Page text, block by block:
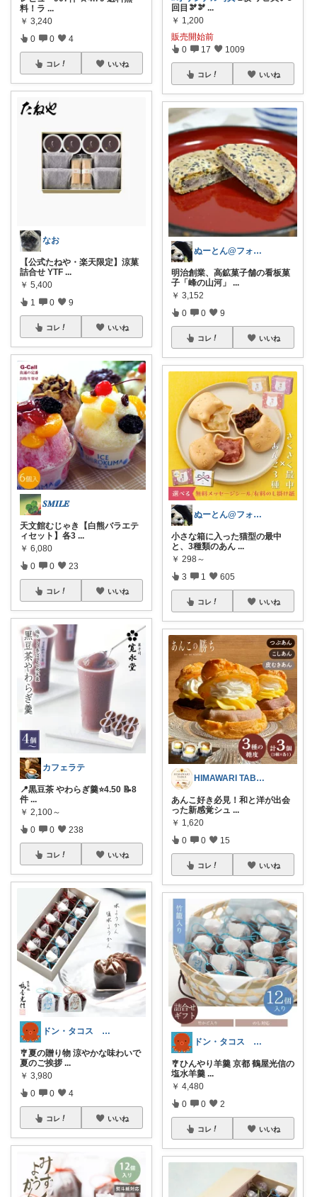
料！ラ ...
￥ 3,240
0 0 4
コレ いいね
なお
【公式たねや・楽天限定】涼菓
詰合せ YTF ...
￥ 5,400
1 0 9
コレ いいね
𝑺𝑴𝑰𝑳𝑬
天文館むじゃき【白熊バラエテ
ィセット】各3 ...
￥ 6,080
0 0 23
コレ いいね
カフェラテ
📍黒豆茶 やわらぎ羹⭐️4.50 📝8
件 ...
￥ 2,100～
0 0 238
コレ いいね
ドン・タコス 防災⚠️生活雑貨アウトドア
🎐夏の贈り物 涼やかな味わいで
夏のご挨拶 ...
￥ 3,980
0 0 4
コレ いいね
回目🫘🫘 ...
￥ 1,200
販売開始前
0 17 1009
コレ いいね
ぬーとん@フォロバ100％
明治創業、高鉱菓子舗の看板菓
子「峰の山河」
...
￥ 3,152
0 0 9
コレ いいね
ぬーとん@フォロバ100％
小さな箱に入った猫型の最中
と、3種類のあん ...
￥ 298～
3 1 605
コレ いいね
HIMAWARI TABLE🌼
あんこ好き必見！和と洋が出会
った新感覚シュ ...
￥ 1,620
0 0 15
コレ いいね
ドン・タコス 防災⚠️生活雑貨アウトドア
🎐ひんやり羊羹 京都 鶴屋光信の
塩水羊羹 ...
￥ 4,480
0 0 2
コレ いいね